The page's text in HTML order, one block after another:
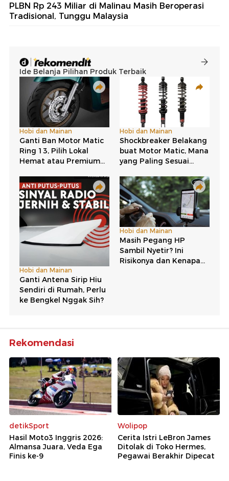
PLBN Rp 243 Miliar di Malinau Masih Beroperasi
Tradisional, Tunggu Malaysia
Rekomendasi
detikSport
Hasil Moto3 Inggris 2026:
Almansa Juara, Veda Ega
Finis ke-9
Wolipop
Cerita Istri LeBron James
Ditolak di Toko Hermes,
Pegawai Berakhir Dipecat